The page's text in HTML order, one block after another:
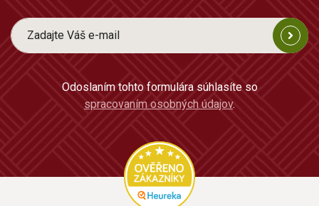
Odoslaním tohto formulára súhlasíte so
spracovaním osobných údajov.